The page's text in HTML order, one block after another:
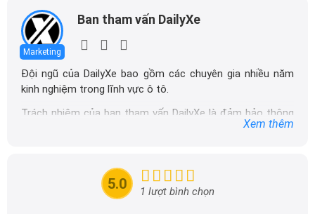
Marketing
Ban tham vấn DailyXe
Đội ngũ của DailyXe bao gồm các chuyên gia nhiều năm
kinh nghiệm trong lĩnh vực ô tô.
Trách nhiệm của ban tham vấn DailyXe là đảm bảo thông
tin chính xác được đăng tải trên dailyxe.com.vn, thường
tin nhanh chóng và dễ dàng hơn.
Xem thêm
5.0 1 lượt bình chọn